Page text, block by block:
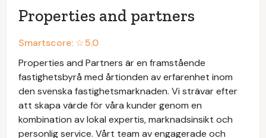
Properties and partners
Smartscore: ☆5.0
Properties and Partners är en framstående
fastighetsbyrå med årtionden av erfarenhet inom
den svenska fastighetsmarknaden. Vi strävar efter
att skapa värde för våra kunder genom en
kombination av lokal expertis, marknadsinsikt och
personlig service. Vårt team av engagerade och